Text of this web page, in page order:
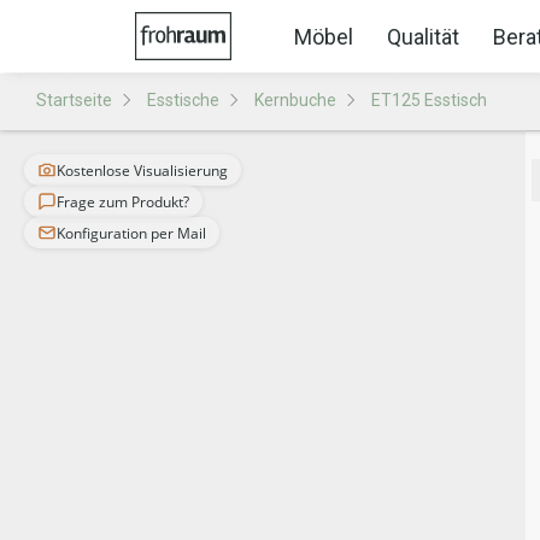
Möbel Qualität
Startseite Esstische Kernbuche ET125 Esstisch
Kostenlose Visualisierung
Frage zum Produkt?
Konfiguration per Mail